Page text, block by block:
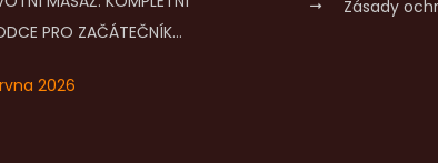
PRO ZAČÁTEČNÍKY
2026
Zásady